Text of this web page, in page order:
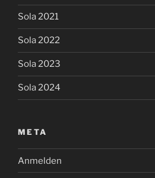
Sola 2021
Sola 2022
Sola 2023
Sola 2024
META
Anmelden